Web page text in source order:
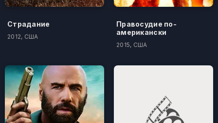
Страдание
2012, США
Правосудие по-
американски
2015, США